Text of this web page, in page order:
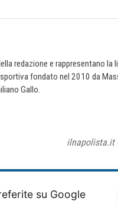
redazione e rappresentano la
fondato nel 2010 da
Gallo.
ilnapolista.it
su Google